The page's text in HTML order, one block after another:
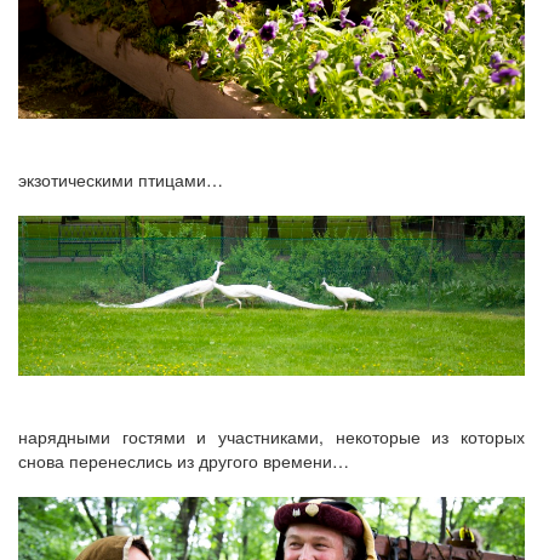
экзотическими птицами…
нарядными гостями и участниками, некоторые из которых
снова перенеслись из другого времени…